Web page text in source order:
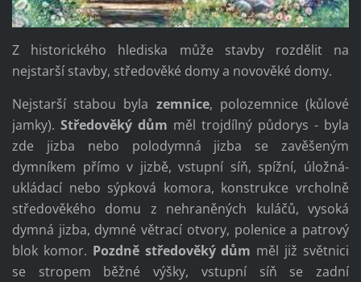
Z historického hlediska může stavby rozdělit na
nejstarší stavby, středověké domy a novověké domy.
Nejstarší stabou byla zemnice, polozemnice (kůlové
jamky). Středověký dům měl trojdílný půdorys - byla
zde jizba nebo polodymná jizba se zavěšeným
dymníkem přímo v jizbě, vstupní síň, spížní, úložná-
ukládací nebo sýpková komora, konstrukce vrcholně
středověkého domu z nehraněných kuláčů, vysoká
dymná jizba, dymné větrací otvory, polenice a patrový
blok komor. Pozdně středověký dům měl již světnici
se stropem běžné výšky, vstupní síň se zadní